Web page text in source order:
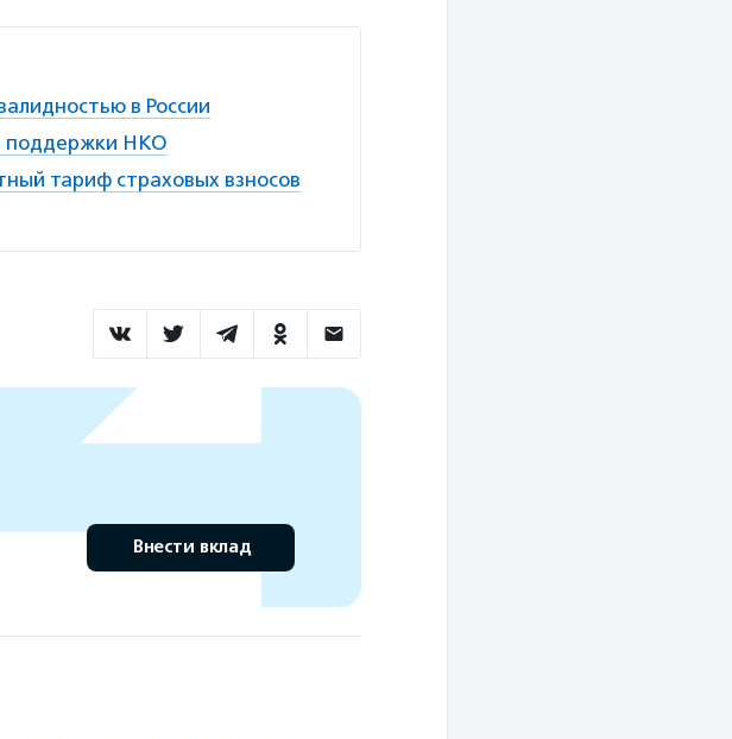
в России
поддержки НКО
тариф страховых взносов
Внести вклад